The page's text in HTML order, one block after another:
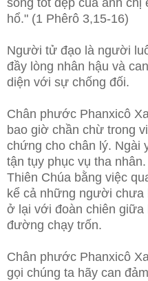
sống tốt đẹp của anh
hổ." (1 Phêrô 3,15-16)
Người tử đạo là người
đầy lòng nhân hậu và
diện với sự chống đối.
Chân phước Phanxicô
bao giờ chần chừ trong
chứng cho chân lý. Ngài
tận tụy phục vụ tha
Thiên Chúa bằng việc
kể cả những người
ở lại với đoàn chiên giữa
đường chạy trốn.
Chân phước Phanxicô
gọi chúng ta hãy can